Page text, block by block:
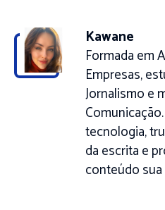
Kawane
Formada em
Empresas,
Jornalismo e
tecnologia,
da escrita e
conteúdo